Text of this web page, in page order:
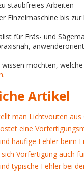
staubfreies Arbeiten
Einzelmaschine bis
für Fräs- und
wissen möchten,
.
Artikel
man Lichtvouten aus
eine
häufige Fehler beim
Vorfertigung auch
typische Fehler bei